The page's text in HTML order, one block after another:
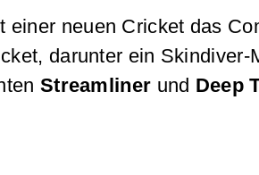
neuen Cricket das
darunter ein
Streamliner und Deep